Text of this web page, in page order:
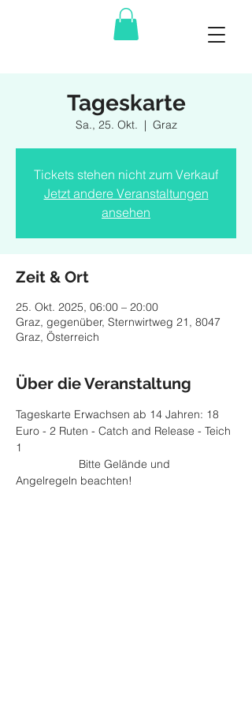
Tageskarte
Sa., 25. Okt.
  |
Graz
Tickets stehen nicht zum Verkauf
Jetzt andere Veranstaltungen
ansehen
Zeit & Ort
25. Okt. 2025, 06:00 – 20:00
Graz, gegenüber, Sternwirtweg 21, 8047
Graz, Österreich
Über die Veranstaltung
Tageskarte Erwachsen ab 14 Jahren: 18
Euro - 2 Ruten - Catch and Release - Teich
1
Angelregeln beachten!